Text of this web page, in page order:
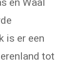
is er een
tot